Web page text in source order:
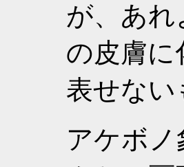
が、あ
の皮膚
表せな
アケボ